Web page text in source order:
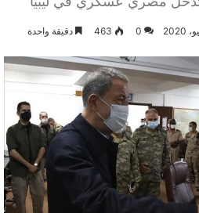
0
463 دقيقة واحدة